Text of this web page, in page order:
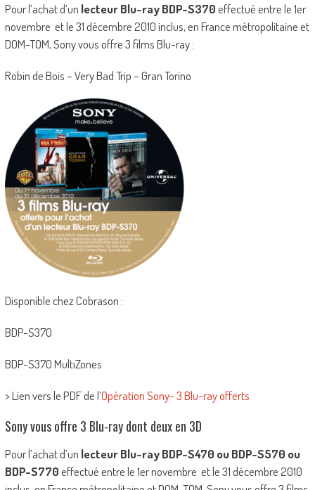
Pour l’achat d’un lecteur Blu-ray BDP-S370effectué entre le 1er
novembre et le 31 décembre 2010 inclus, en France métropolitaine et
DOM-TOM, Sony vous offre 3 films Blu-ray :
Robin de Bois – Very Bad Trip – Gran Torino
Disponible chez Cobrason :
BDP-S370
BDP-S370 MultiZones
> Lien vers le PDF de l’Opération Sony- 3 Blu-ray offerts
Sony vous offre 3 Blu-ray dont deux en 3D
Pour l’achat d’un lecteur Blu-ray BDP-S470 ou BDP-S570 ou
BDP-S770effectué entre le 1er novembre et le 31 décembre 2010